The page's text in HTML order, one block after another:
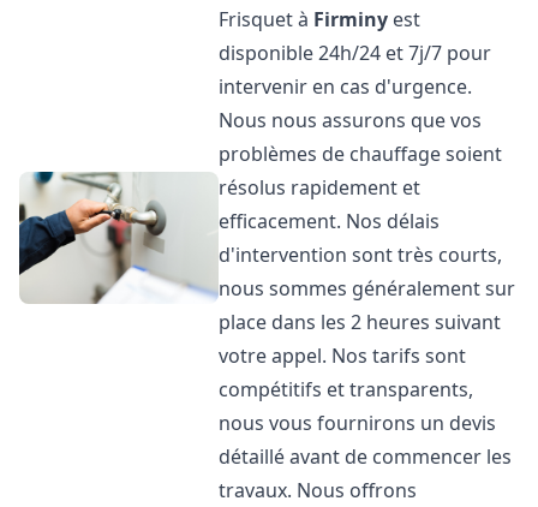
Frisquet à Firminy est
disponible 24h/24 et 7j/7 pour
intervenir en cas d'urgence.
Nous nous assurons que vos
problèmes de chauffage soient
résolus rapidement et
efficacement. Nos délais
d'intervention sont très courts,
nous sommes généralement sur
place dans les 2 heures suivant
votre appel. Nos tarifs sont
compétitifs et transparents,
nous vous fournirons un devis
détaillé avant de commencer les
travaux. Nous offrons